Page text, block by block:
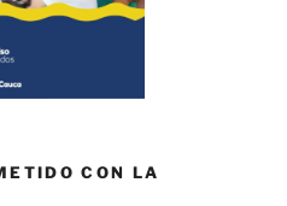
CON LA